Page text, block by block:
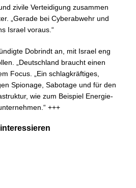
zivile Verteidigung zusammen
„Gerade bei Cyberabwehr und
Israel voraus.“
Dobrindt an, mit Israel eng
„Deutschland braucht einen
Focus. „Ein schlagkräftiges,
Spionage, Sabotage und für den
wie zum Beispiel Energie-
+++